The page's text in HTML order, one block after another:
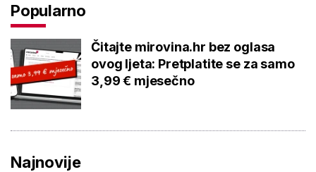
Popularno
Čitajte mirovina.hr bez oglasa
ovog ljeta: Pretplatite se za samo
3,99 € mjesečno
Najnovije